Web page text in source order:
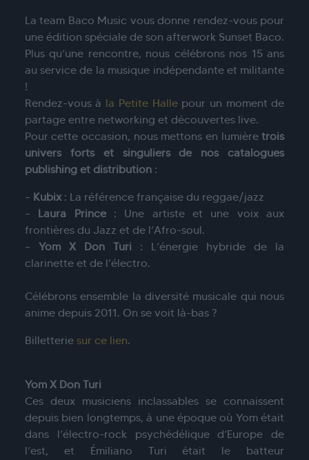
La team Baco Music vous donne rendez-vous pour
une édition spéciale de son afterwork Sunset Baco.
Plus qu’une rencontre, nous célébrons nos 15 ans
au service de la musique indépendante et militante
!
Rendez-vous à la Petite Hallepour un moment de
partage entre networking et découvertes live.
Pour cette occasion, nous mettons en lumièretrois
univers forts et singuliers de nos catalogues
publishing et distribution:
– Kubix: La référence française du reggae/jazz
– Laura Prince: Une artiste et une voix aux
frontières du Jazz et de l’Afro-soul.
– Yom X Don Turi : L’énergie hybride de la
clarinette et de l’électro.
Célébrons ensemble la diversité musicale qui nous
anime depuis 2011. On se voit là-bas ?
Billetterie sur ce lien.
Yom X Don Turi
Ces deux musiciens inclassables se connaissent
depuis bien longtemps, à une époque où Yom était
dans l’électro-rock psychédélique d’Europe de
l’est, et Émiliano Turi était le batteur